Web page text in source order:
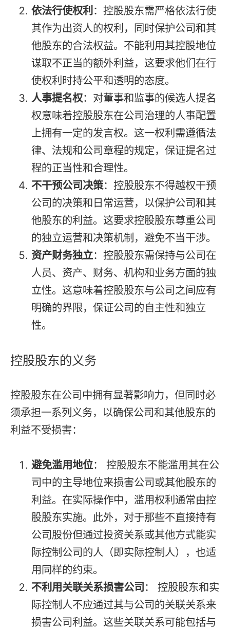
依法行使权利 ：控股股东需严格依法行使
其作为出资人的权利，同时保护公司和其
他股东的合法权益。不能利用其控股地位
谋取不正当的额外利益，这要求他们在行
使权利时持公平和透明的态度。
人事提名权：对董事和监事的候选人提名
权意味着控股股东在公司治理的人事配置
上拥有一定的发言权。这一权利需遵循法
律、法规和公司章程的规定，保证提名过
程的正当性和合理性。
不干预公司决策：控股股东不得越权干预
公司的决策和日常运营，以保护公司和其
他股东的利益。这要求控股股东尊重公司
的独立运营和决策机制，避免不当干涉。
资产财务独立：控股股东需保持与公司在
人员、资产、财务、机构和业务方面的独
立性。这意味着控股股东与公司之间应有
明确的界限，保证公司的自主性和独立
性。
控股股东的义务
控股股东在公司中拥有显著影响力，但同时必
须承担一系列义务，以确保公司和其他股东的
利益不受损害：
避免滥用地位： 控股股东不能滥用其在公
司中的主导地位来损害公司或其他股东的
利益。在实际操作中，滥用权利通常由控
股股东实施。此外，对于那些不直接持有
公司股份但通过投资关系或其他方式能实
际控制公司的人（即实际控制人），也适
用同样的约束。
不利用关联关系损害公司 ： 控股股东和实
际控制人不应通过其与公司的关联关系来
损害公司利益。这些关联关系可能包括与